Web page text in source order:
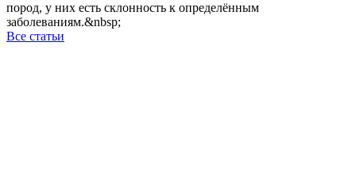
пород, у них есть склонность к определённым
заболеваниям.&nbsp;
Все статьи